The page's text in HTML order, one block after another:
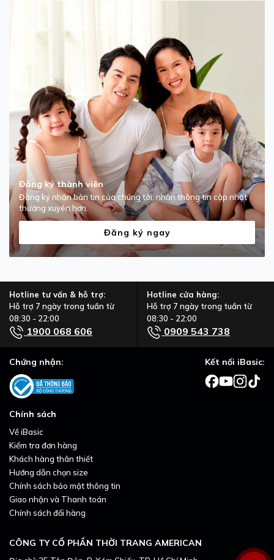
Đăng ký thành viên
Đăng ký nhận bản tin của chúng tôi, nhận thông tin cập nhật
thường xuyên hơn.
Đăng ký ngay
Hotline tư vấn & hỗ trợ:
Hỗ trợ 7 ngày trong tuần từ
08:30 - 22:00
1900 068 606
Hotline cửa hàng:
Hỗ trợ 7 ngày trong tuần từ
08:30 - 22:00
0909 543 738
CÔNG TY CỔ PHẦN THỜI TRANG AMERICAN
Chính sách
Về iBasic
Kiểm tra đơn hàng
Khách hàng thân thiết
Hướng dẫn chọn size
Chính sách bảo mật thông tin
Giao nhận và Thanh toán
Chính sách đổi hàng
Chứng nhận: Kết nối iBasic: